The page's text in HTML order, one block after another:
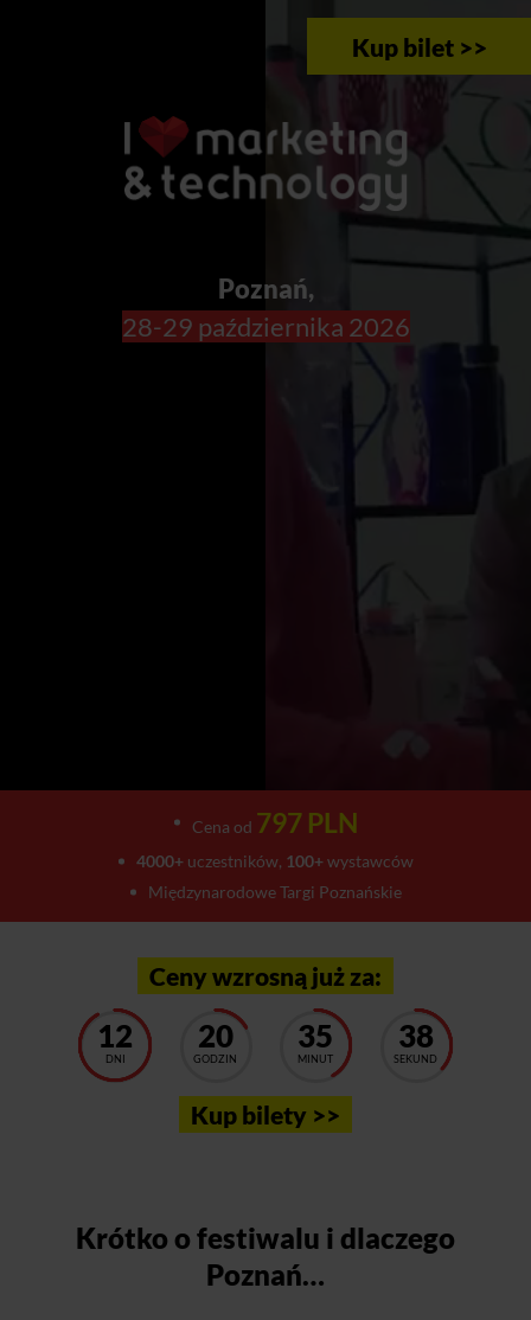
Kup bilet >>
Poznań,
28-29 października 2026
Cena od 797 PLN
4000+uczestników, 100+wystawców
Międzynarodowe Targi Poznańskie
Ceny wzrosną już za:
12
DNI
20
GODZIN
35
MINUT
34
SEKUND
Kup bilety >>
Krótko o festiwalu i dlaczego
Poznań…